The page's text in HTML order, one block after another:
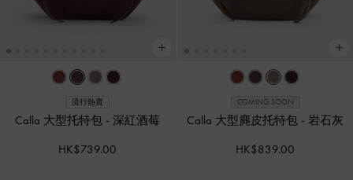
流行熱賣
Calla 大型托特包 -深紅酒莓
HK$739.00
COMING SOON
Calla 大型麂皮托特包 -岩石灰
HK$839.00